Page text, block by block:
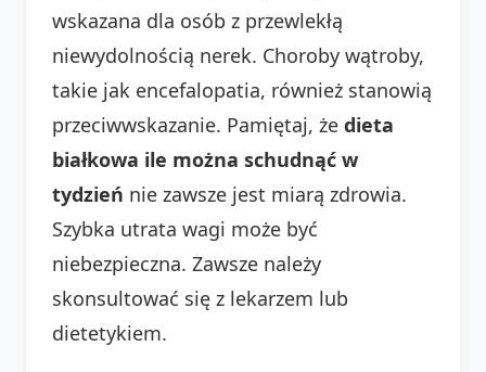
wskazana dla osób z przewlekłą
niewydolnością nerek. Choroby wątroby,
takie jak encefalopatia, również stanowią
przeciwwskazanie. Pamiętaj, że dieta
białkowa ile można schudnąć w
tydzień nie zawsze jest miarą zdrowia.
Szybka utrata wagi może być
niebezpieczna. Zawsze należy
skonsultować się z lekarzem lub
dietetykiem.